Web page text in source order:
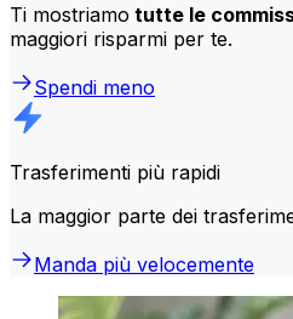
Ti mostriamo tutte le
maggiori risparmi per te.
Spendi meno
Trasferimenti più rapidi
La maggior parte dei
Manda più velocemente